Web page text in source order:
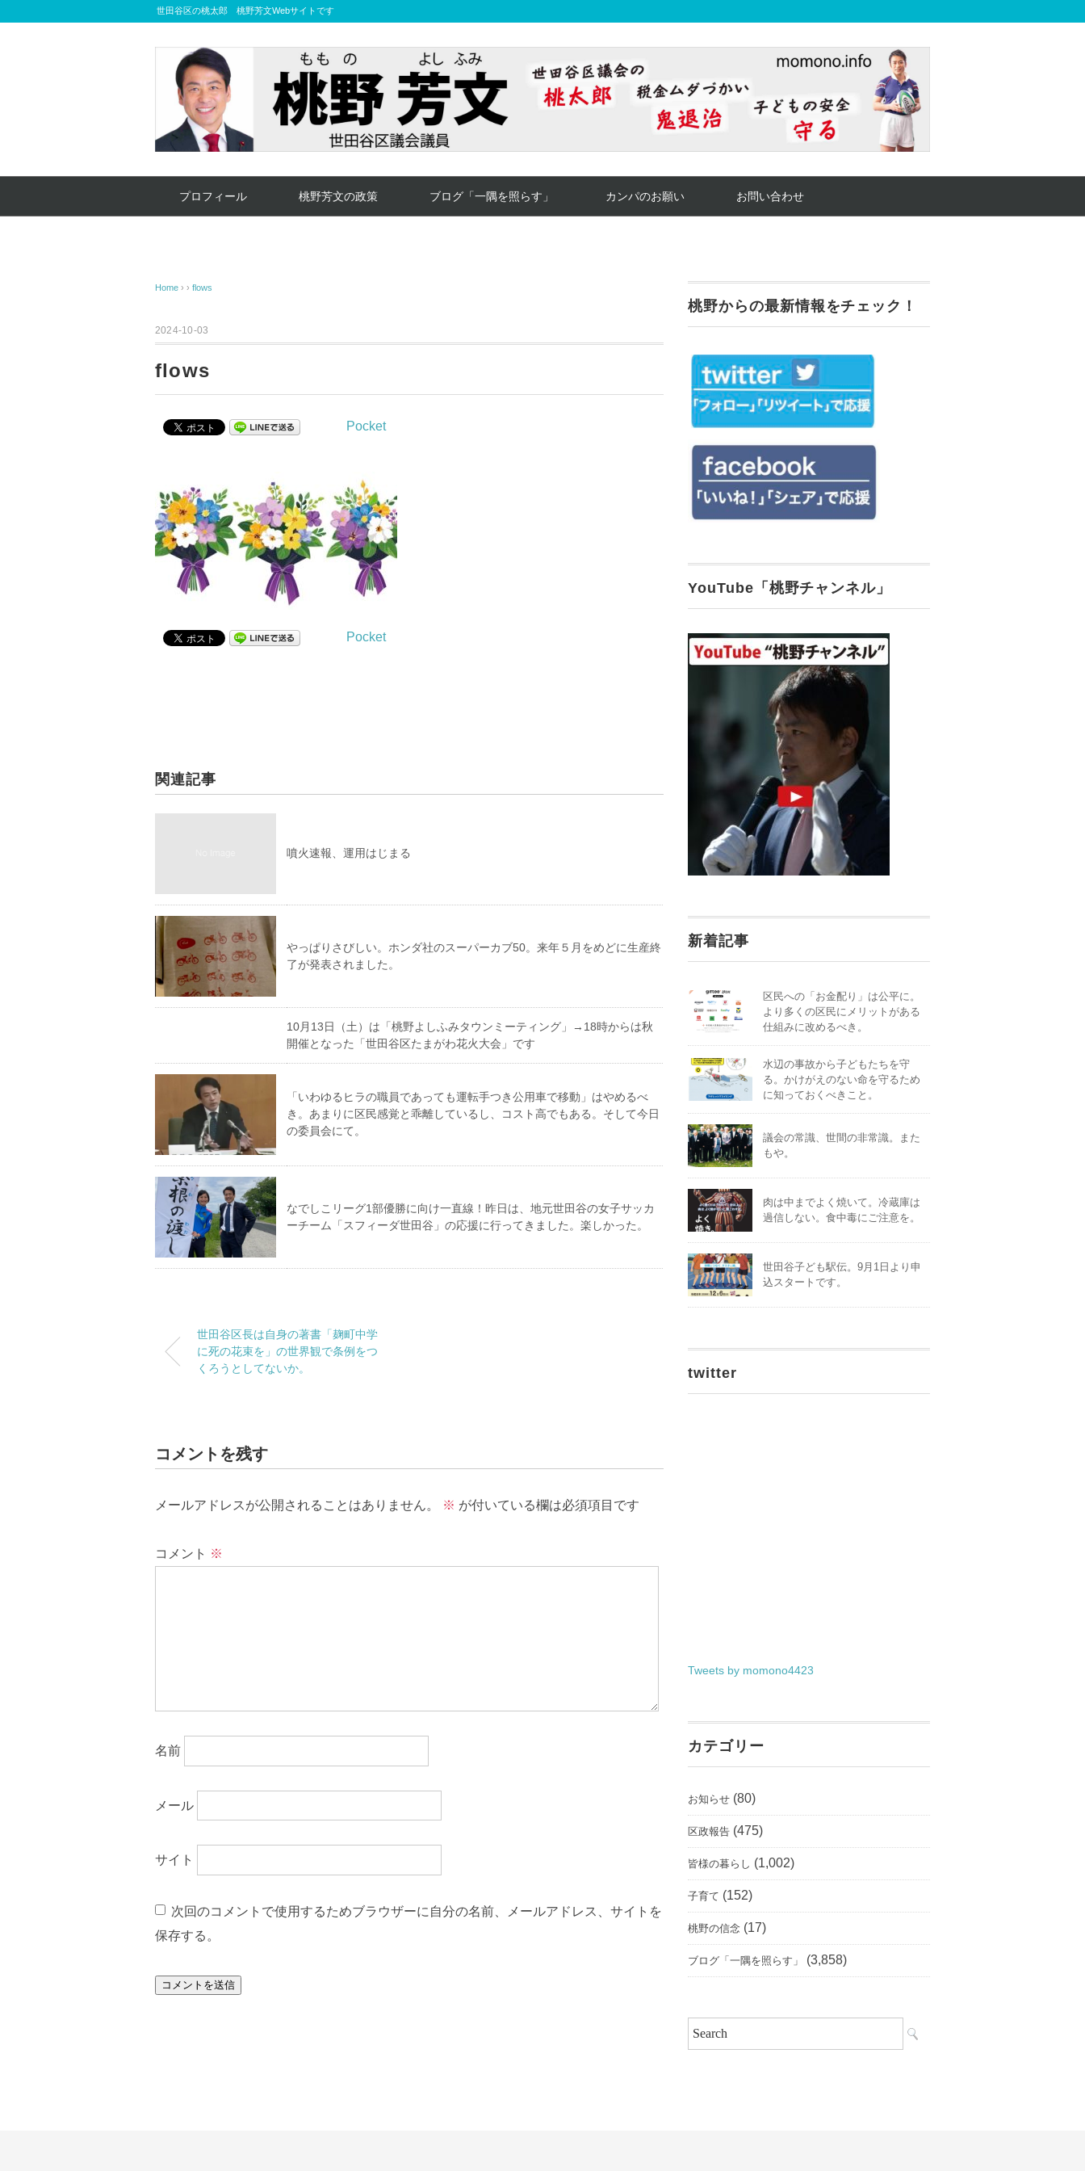
世田谷区の桃太郎 桃野芳文Webサイトです
プロフィール 桃野芳文の政策 ブログ「一隅を照らす」 カンパのお願い お問い合わせ
Home › › flows
2024-10-03
flows
Pocket
Pocket
関連記事
噴火速報、運用はじまる
やっぱりさびしい。ホンダ社のスーパーカブ50。来年５月をめどに生産終
了が発表されました。
10月13日（土）は「桃野よしふみタウンミーティング」→18時からは秋
開催となった「世田谷区たまがわ花火大会」です
「いわゆるヒラの職員であっても運転手つき公用車で移動」はやめるべ
き。あまりに区民感覚と乖離しているし、コスト高でもある。そして今日
の委員会にて。
なでしこリーグ1部優勝に向け一直線！昨日は、地元世田谷の女子サッカ
ーチーム「スフィーダ世田谷」の応援に行ってきました。楽しかった。
世田谷区長は自身の著書「麹町中学
に死の花束を」の世界観で条例をつ
くろうとしてないか。
コメントを残す
メールアドレスが公開されることはありません。 ※ が付いている欄は必須項目です
コメント ※
名前
メール
サイト
次回のコメントで使用するためブラウザーに自分の名前、メールアドレス、サイトを
保存する。
桃野からの最新情報をチェック！
YouTube「桃野チャンネル」
新着記事
区民への「お金配り」は公平に。
より多くの区民にメリットがある
仕組みに改めるべき。
水辺の事故から子どもたちを守
る。かけがえのない命を守るため
に知っておくべきこと。
議会の常識、世間の非常識。また
もや。
肉は中までよく焼いて。冷蔵庫は
過信しない。食中毒にご注意を。
世田谷子ども駅伝。9月1日より申
込スタートです。
twitter
Tweets by momono4423
カテゴリー
お知らせ (80)
区政報告 (475)
皆様の暮らし (1,002)
子育て (152)
桃野の信念 (17)
ブログ「一隅を照らす」 (3,858)